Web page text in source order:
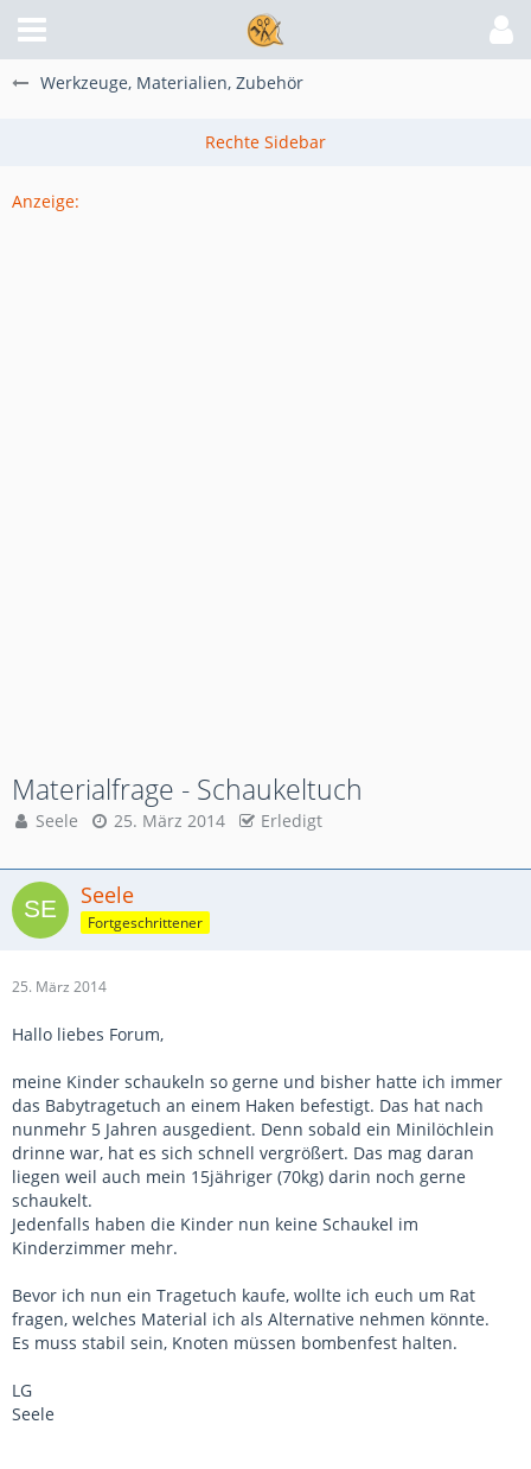
Werkzeuge, Materialien, Zubehör
Anzeige:
Materialfrage - Schaukeltuch
Seele 25. März 2014 Erledigt
Seele
Fortgeschrittener
25. März 2014
Hallo liebes Forum,
meine Kinder schaukeln so gerne und bisher hatte ich immer
das Babytragetuch an einem Haken befestigt. Das hat nach
nunmehr 5 Jahren ausgedient. Denn sobald ein Minilöchlein
drinne war, hat es sich schnell vergrößert. Das mag daran
liegen weil auch mein 15jähriger (70kg) darin noch gerne
schaukelt.
Jedenfalls haben die Kinder nun keine Schaukel im
Kinderzimmer mehr.
Bevor ich nun ein Tragetuch kaufe, wollte ich euch um Rat
fragen, welches Material ich als Alternative nehmen könnte.
Es muss stabil sein, Knoten müssen bombenfest halten.
LG
Seele